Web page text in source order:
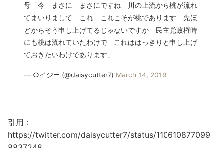
母「今 まさに まさにですね 川の上流から桃が流れ
てまいりまして これ これこそが桃であります 先ほ
どからそう申し上げてるじゃないですか 民主党政権時
にも桃は流れていたわけで これははっきりと申し上げ
ておきたいわけであります」
— ○イジー (@daisycutter7) March 14, 2019
引用：
https://twitter.com/daisycutter7/status/110610877099